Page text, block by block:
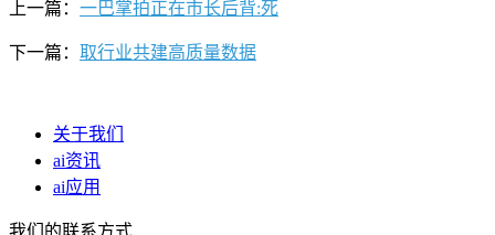
上一篇： 一巴掌拍正在市长后背:死
下一篇： 取行业共建高质量数据
关于我们
ai资讯
ai应用